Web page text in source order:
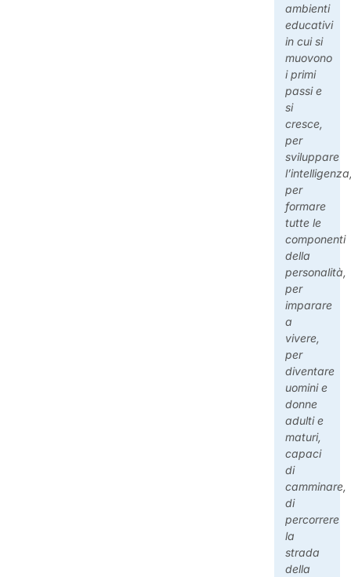
ambienti
educativi
in cui si
muovono
i primi
passi e
si
cresce,
per
sviluppare
per
formare
tutte le
componenti
della
personalità,
per
imparare
a
vivere,
per
diventare
uomini e
donne
adulti e
maturi,
capaci
di
camminare,
di
percorrere
la
strada
della